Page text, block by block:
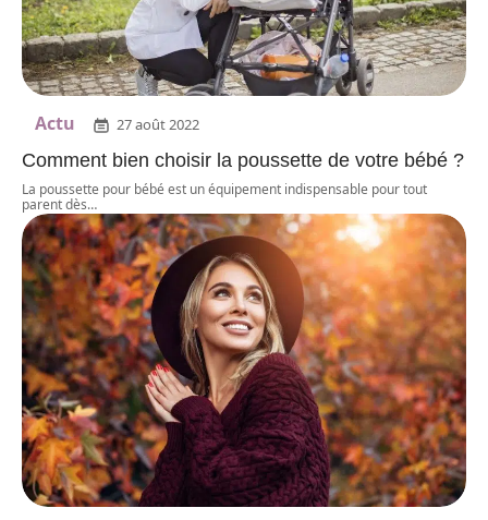
Actu 27 août 2022
Comment bien choisir la poussette de votre bébé ?
La poussette pour bébé est un équipement indispensable pour tout
parent dès…